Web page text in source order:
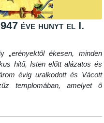
éve hunyt el I.
„erényektől ékesen, minden
hitű, Isten előtt alázatos és
évig uralkodott és Vácott
templomában, amelyet ő